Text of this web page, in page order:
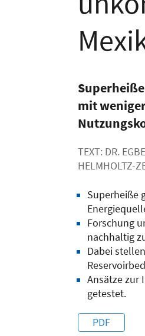
mit
TEXT: DR.
HELMHOLTZ-
Superheiße
Forschung
nachhaltig
Dabei
Ansätze zur
getestet.
PDF